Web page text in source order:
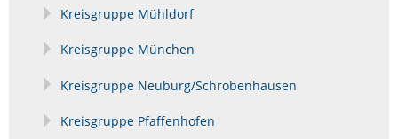
Kreisgruppe Mühldorf
Kreisgruppe München
Kreisgruppe Neuburg/Schrobenhausen
Kreisgruppe Pfaffenhofen